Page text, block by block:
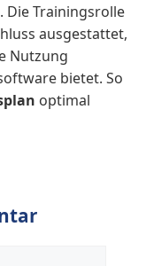
Trainingsrolle
ausgestattet,
Nutzung
bietet. So
optimal